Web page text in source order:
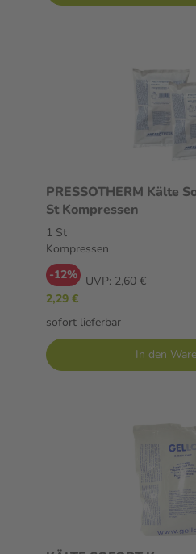
PRESSOTHERM Kälte
St Kompressen
1 St
Kompressen
-12% UVP: 2,60 €
2,29 €
sofort lieferbar
In den